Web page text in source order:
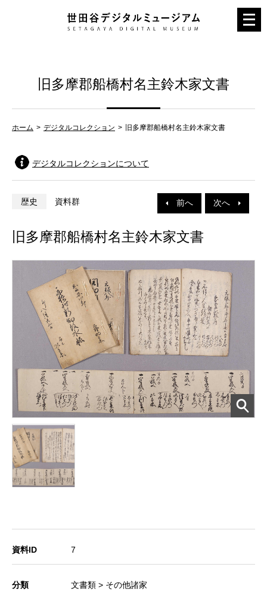
メ
ニ
旧多摩郡船橋村名主鈴木家文書
ホーム デジタルコレクション 旧多摩郡船橋村名主鈴木家文書
デジタルコレクションについて
前へ 次へ
歴史 資料群
旧多摩郡船橋村名主鈴木家文書
資料ID 7
分類 文書類 > その他諸家